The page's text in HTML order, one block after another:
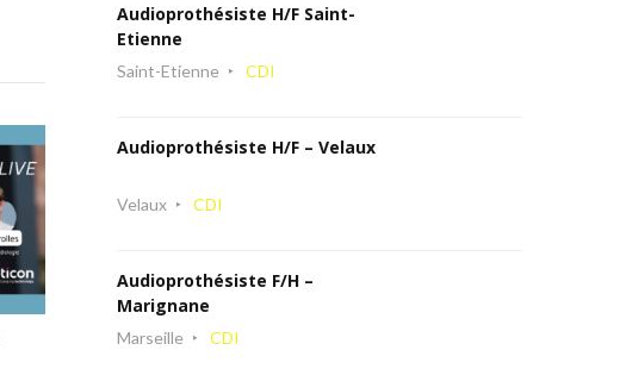
Audioprothésiste H/F Saint-
Etienne
Saint-Etienne CDI
Audioprothésiste H/F – Velaux
Velaux CDI
Audioprothésiste F/H –
Marignane
Marseille CDI